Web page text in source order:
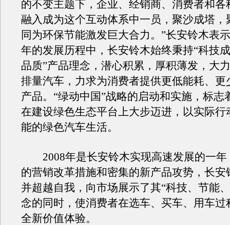
的不变主题下，企业、经销商、消费者和各
融入成为这个互动体系中一员，聚沙成塔，
同为环保节能激发巨大合力。”长安铃木表
年的发展历程中，长安铃木始终秉持“科技
品质”产品理念，潜心积累，厚积薄发，大
排量汽车，力求为消费者提供更低能耗、更
产品。“绿动中国”战略的启动和实施，标志
在建设绿色生态平台上大步迈进，以实际行
能的绿色汽车生活。
2008年是长安铃木实现高速发展的一年
的营销改革措施和密集的新产品攻势，长安
并超越自我，向市场展示了其“科技、节能
念的同时，使消费者在选车、买车、用车过
全新价值体验。